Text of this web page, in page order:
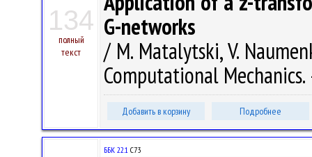
134
полный
текст
G-networks
/ M. Matalytski, V.
Computational
Добавить в корзину Подробнее
ББК 22.1 С73